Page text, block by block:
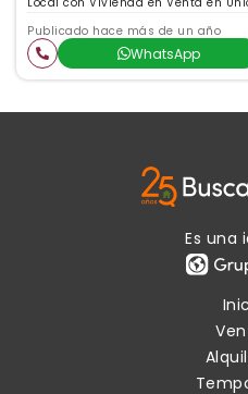
Publicado hace más de un año
WhatsApp
Es una